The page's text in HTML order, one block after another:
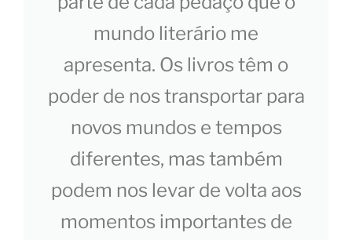
mundo literário me
apresenta. Os livros têm o
poder de nos transportar para
novos mundos e tempos
diferentes, mas também
podem nos levar de volta aos
momentos importantes de